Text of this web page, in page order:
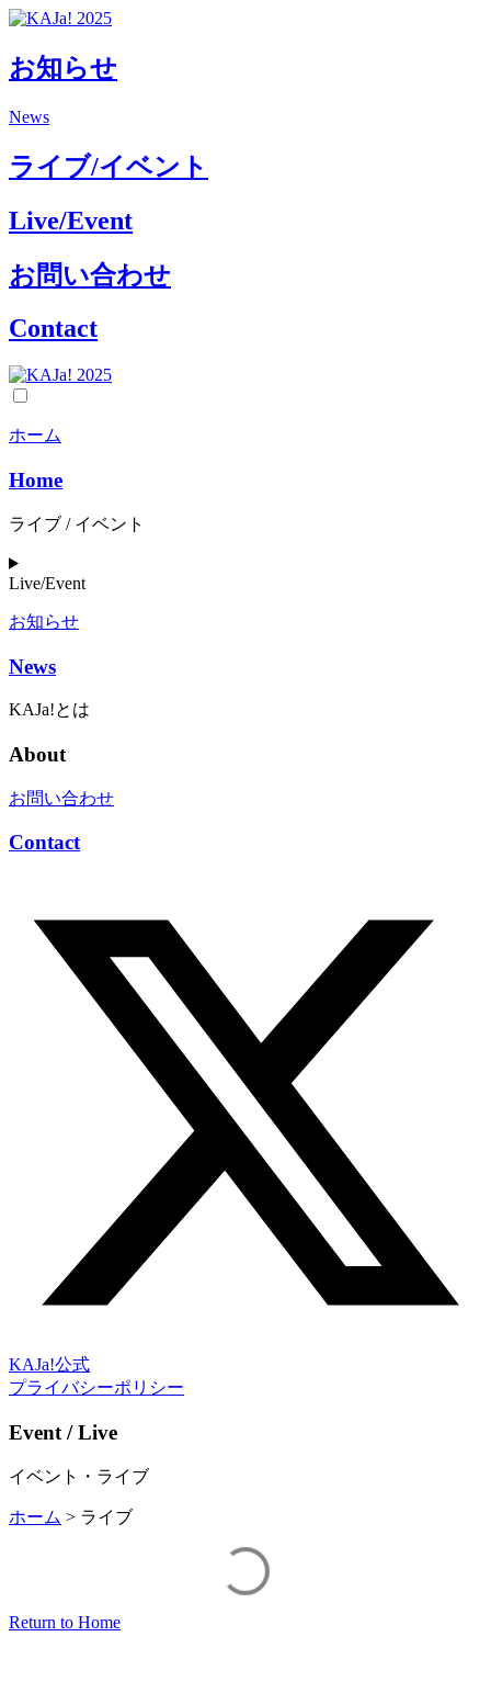
コ
テ
ン
ツ
ス
キ
プ
お知らせ
News
ライブ/イベント
Live/Event
お問い合わせ
Contact
ホーム
Home
ライブ / イベント
Live/Event
お知らせ
News
KAJa!とは
About
お問い合わせ
Contact
KAJa!公式
プライバシーポリシー
Event / Live
イベント・ライブ
ホーム > ライブ
Return to Home